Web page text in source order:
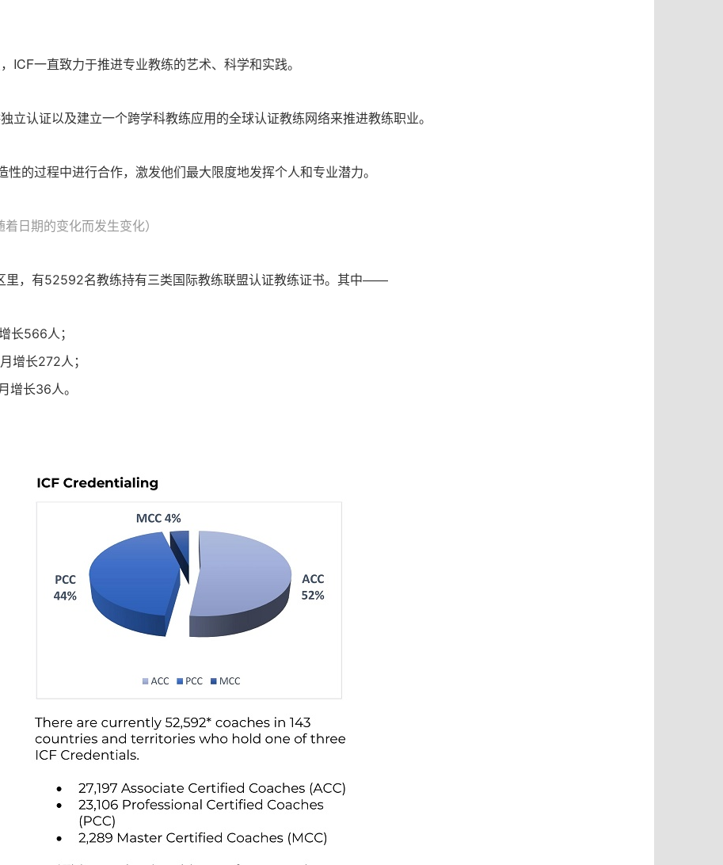
ICF一直致力于推进专业教练的艺术、科学和实践。
立认证以及建立一个跨学科教练应用的全球认证教练网络来推进教练职业。
的过程中进行合作，激发他们最大限度地发挥个人和专业潜力。
日期的变化而发生变化）
里，有52592名教练持有三类国际教练联盟认证教练证书。其中——
长566人；
增长272人 ；
增长36人。